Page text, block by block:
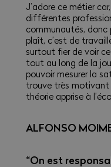
J’adore ce métier
différentes
communautés, donc
plaît, c’est de
surtout fier de voir
tout au long de la
pouvoir mesurer la
trouve très
théorie apprise à
ALFONSO
“On est